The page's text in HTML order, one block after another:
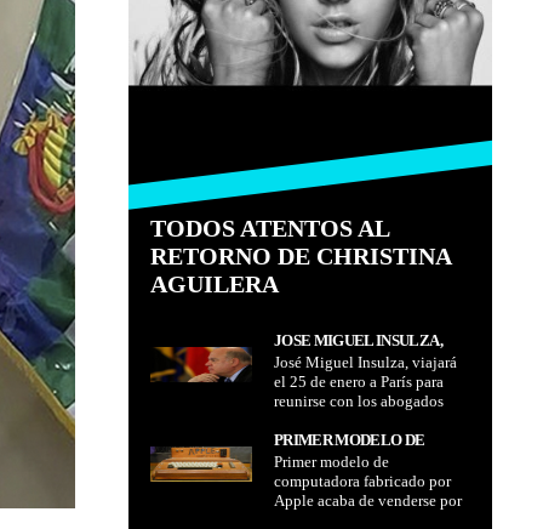
TODOS ATENTOS AL
RETORNO DE CHRISTINA
AGUILERA
JOSÉ MIGUEL INSULZA,
VIAJARÁ EL 25 DE ENERO A
PARÍS PARA REUNIRSE CON
LOS ABOGADOS
DEFENDERÁN A CHILE EN
EL CONFLICTO MARÍTIMO
José Miguel Insulza, viajará
el 25 de enero a París para
reunirse con los abogados
defenderán a Chile en el
conflicto marítimo
PRIMER MODELO DE
COMPUTADORA
FABRICADO POR APPLE
ACABA DE VENDERSE POR
Primer modelo de
computadora fabricado por
Apple acaba de venderse por